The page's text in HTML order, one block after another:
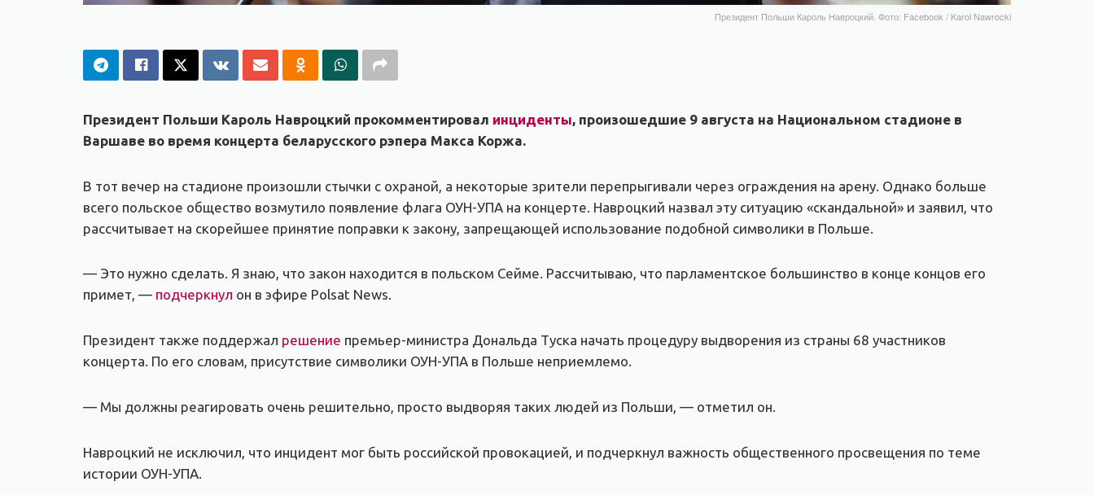
Президент Польши Кароль Навроцкий. Фото: Facebook / Karol Nawrocki
Президент Польши Кароль Навроцкий прокомментировал инциденты, произошедшие 9 августа на Национальном стадионе в
Варшаве во время концерта беларусского рэпера Макса Коржа.
В тот вечер на стадионе произошли стычки с охраной, а некоторые зрители перепрыгивали через ограждения на арену. Однако больше
всего польское общество возмутило появление флага ОУН-УПА на концерте. Навроцкий назвал эту ситуацию «скандальной» и заявил, что
рассчитывает на скорейшее принятие поправки к закону, запрещающей использование подобной символики в Польше.
— Это нужно сделать. Я знаю, что закон находится в польском Сейме. Рассчитываю, что парламентское большинство в конце концов его
примет, — подчеркнул он в эфире Polsat News.
Президент также поддержал решение премьер-министра Дональда Туска начать процедуру выдворения из страны 68 участников
концерта. По его словам, присутствие символики ОУН-УПА в Польше неприемлемо.
— Мы должны реагировать очень решительно, просто выдворяя таких людей из Польши, — отметил он.
Навроцкий не исключил, что инцидент мог быть российской провокацией, и подчеркнул важность общественного просвещения по теме
истории ОУН-УПА.